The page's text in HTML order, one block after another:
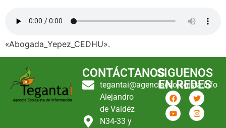
«Abogada_Yepez_CEDHU».
CONTÁCTANOS
tegantai@agenciaecologista.info
Alejandro
de Valdéz
N34-33 y
SIGUENOS
EN REDES